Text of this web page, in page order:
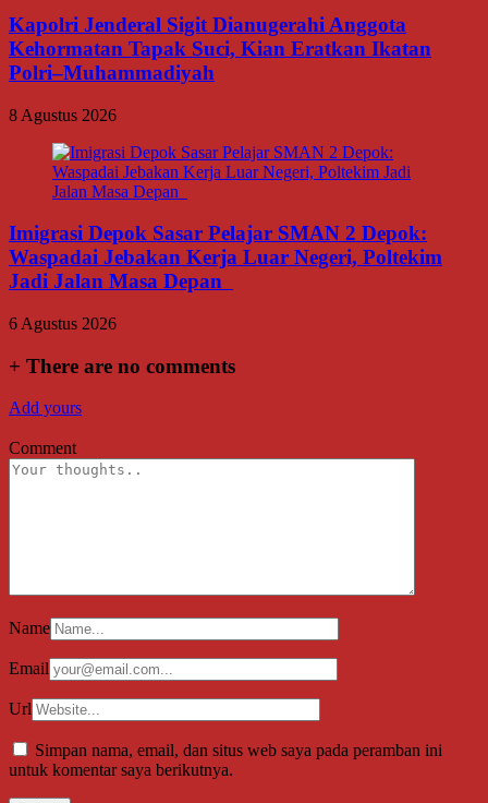
Kapolri Jenderal Sigit Dianugerahi Anggota
Kehormatan Tapak Suci, Kian Eratkan Ikatan
Polri–Muhammadiyah
8 Agustus 2026
Imigrasi Depok Sasar Pelajar SMAN 2 Depok:
Waspadai Jebakan Kerja Luar Negeri, Poltekim
Jadi Jalan Masa Depan
6 Agustus 2026
+ There are no comments
Add yours
Comment
Name
Email
Url
Simpan nama, email, dan situs web saya pada peramban ini
untuk komentar saya berikutnya.